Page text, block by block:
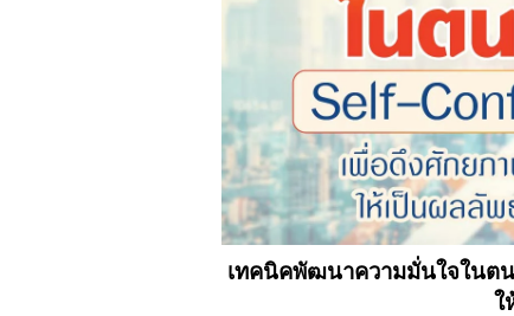
เทคนิคพัฒนาความมั่นใจในต
ใ